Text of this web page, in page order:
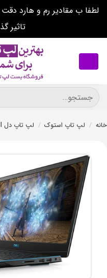
لطفا ب مقادیر رم و هارد
تاثیر
content
جستجو
برای:
خانه / لپ تاپ استوک / لپ تاپ دل Dell